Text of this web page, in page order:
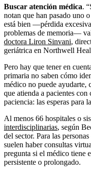
Buscar atención médica.
notan que han pasado uno
está bien —pérdida
problemas de memoria—
doctora Liron Sinvani,
geriátrica en Northwell
Pero hay que tener en
primaria no saben cómo
médico no puede ayudarte,
que atienda a pacientes
paciencia: las esperas para
Al menos 66 hospitales o
interdisciplinarias, según
del sector. Para las
suelen haber consultas
pregunta si el médico tiene
persistente o prolongado.